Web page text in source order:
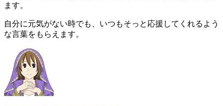
ます。
自分に元気がない時でも、いつもそっと応援してくれるよう
な言葉をもらえます。